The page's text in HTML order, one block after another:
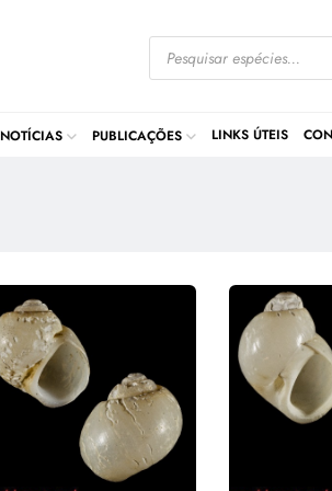
NOTÍCIAS PUBLICAÇÕES LINKS ÚTEIS